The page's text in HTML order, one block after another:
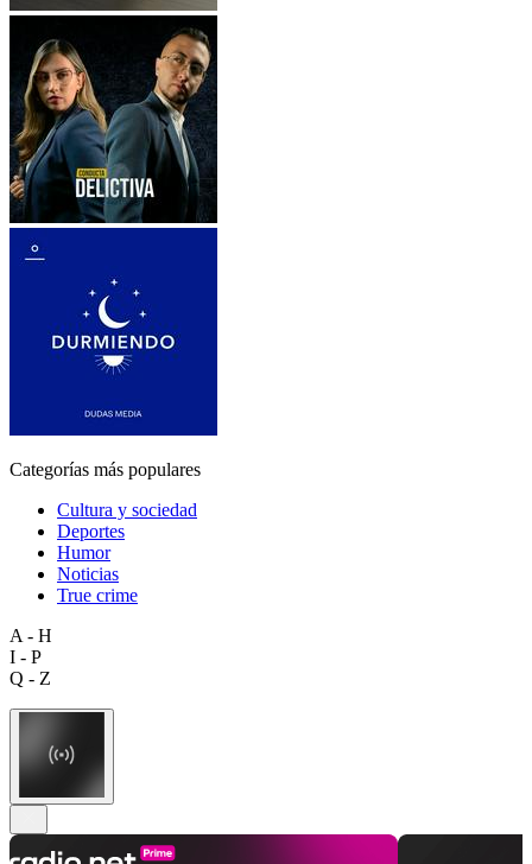
Categorías más populares
Cultura y sociedad
Deportes
Humor
Noticias
True crime
A - H
I - P
Q - Z